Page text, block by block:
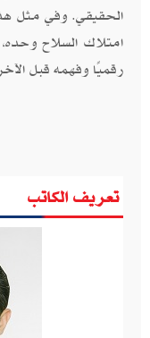
الحقيقي. وفي مثل
امتلاك السلاح
رقميًا وفهمه قبل
تعريف الكاتب